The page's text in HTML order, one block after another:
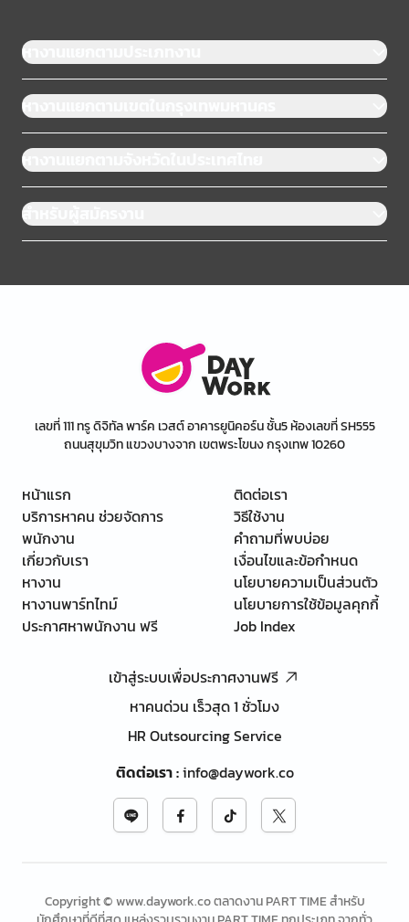
หางานแยกตามประเภทงาน
หางานแยกตามเขตในกรุงเทพมหานคร
หางานแยกตามจังหวัดในประเทศไทย
สำหรับผู้สมัครงาน
เลขที่ 111 ทรู ดิจิทัล พาร์ค เวสต์ อาคารยูนิคอร์น ชั้น5 ห้องเลขที่ SH555
ถนนสุขุมวิท แขวงบางจาก เขตพระโขนง กรุงเทพ 10260
หน้าแรก
บริการหาคน ช่วยจัดการ
พนักงาน
เกี่ยวกับเรา
หางาน
หางานพาร์ทไทม์
ประกาศหาพนักงาน ฟรี
ติดต่อเรา
วิธีใช้งาน
คำถามที่พบบ่อย
เงื่อนไขและข้อกำหนด
นโยบายความเป็นส่วนตัว
นโยบายการใช้ข้อมูลคุกกี้
Job Index
เข้าสู่ระบบเพื่อประกาศงานฟรี
หาคนด่วน เร็วสุด 1 ชั่วโมง
HR Outsourcing Service
ติดต่อเรา:info@daywork.co
Copyright © www.daywork.co ตลาดงาน PART TIME สำหรับ